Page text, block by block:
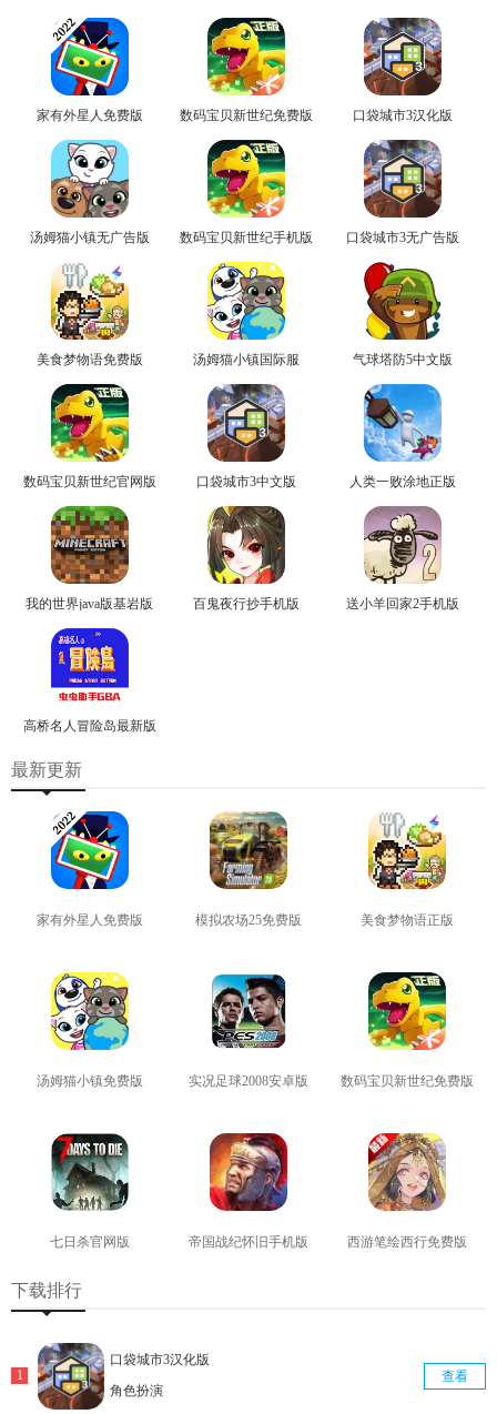
家有外星人免费版 数码宝贝新世纪免费版 口袋城市3汉化版
汤姆猫小镇无广告版 数码宝贝新世纪手机版 口袋城市3无广告版
美食梦物语免费版 汤姆猫小镇国际服 气球塔防5中文版
数码宝贝新世纪官网版 口袋城市3中文版 人类一败涂地正版
我的世界java版基岩版 百鬼夜行抄手机版 送小羊回家2手机版
高桥名人冒险岛最新版
最新更新
家有外星人免费版 模拟农场25免费版 美食梦物语正版
汤姆猫小镇免费版 实况足球2008安卓版 数码宝贝新世纪免费版
七日杀官网版 帝国战纪怀旧手机版 西游笔绘西行免费版
下载排行
口袋城市3汉化版
角色扮演
查看